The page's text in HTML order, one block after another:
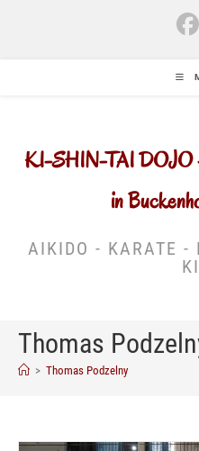
KI-SHIN-TAI DOJO
in
AIKIDO - KARATE -
Thomas
> Thomas Podzelny